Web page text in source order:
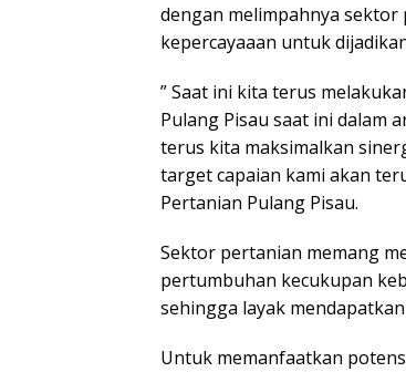
dengan melimpahnya
kepercayaaan untuk
” Saat ini kita terus
Pulang Pisau saat ini dalam
terus kita maksimalkan
target capaian kami akan
Pertanian Pulang Pisau.
Sektor pertanian memang
pertumbuhan kecukupan
sehingga layak
Untuk memanfaatkan